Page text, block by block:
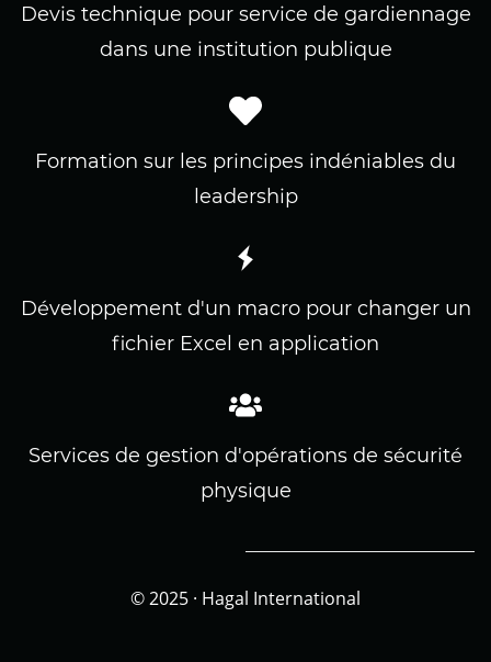
Devis technique pour service de gardiennage
dans une institution publique
Formation sur les principes indéniables du
leadership
Développement d'un macro pour changer un
fichier Excel en application
Services de gestion d'opérations de sécurité
physique
© 2025 · Hagal International